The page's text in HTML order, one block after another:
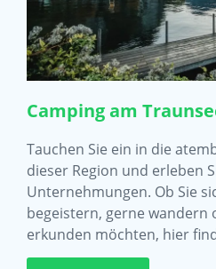
Camping am
Tauchen Sie ein in die
dieser Region und erleben
Unternehmungen. Ob Sie
begeistern, gerne wandern
erkunden möchten, hier